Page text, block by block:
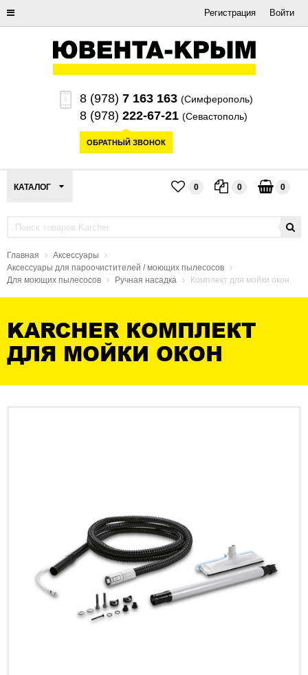
Регистрация Войти
8 (978) 7 163 163 (Симферополь)
8 (978) 222-67-21 (Севастополь)
ОБРАТНЫЙ ЗВОНОК
КАТАЛОГ 0 0 0
Главная
Аксессуары
Аксессуары для пароочистителей / моющих пылесосов
Для моющих пылесосов
Ручная насадка Комплект для мойки окон
KARCHER КОМПЛЕКТ
ДЛЯ МОЙКИ ОКОН